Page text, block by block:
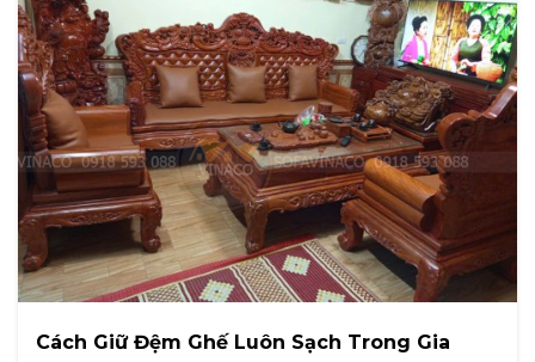
Cách Giữ Đệm Ghế Luôn Sạch Trong Gia